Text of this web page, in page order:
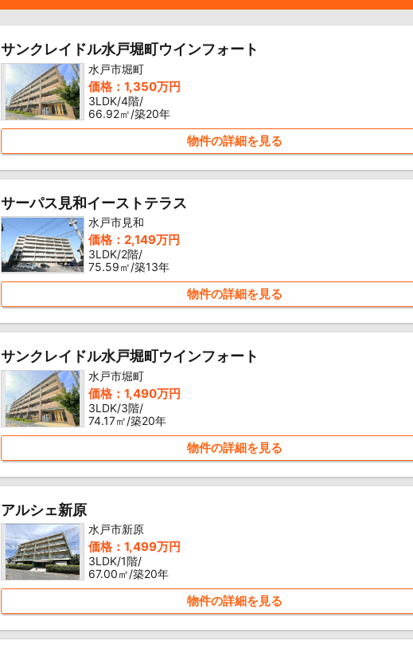
サンクレイドル水戸堀町ウインフォート
水戸市堀町
価格：1,350万円
3LDK/4階/
66.92㎡/築20年
物件の詳細を見る
サーパス見和イーストテラス
水戸市見和
価格：2,149万円
3LDK/2階/
75.59㎡/築13年
物件の詳細を見る
サンクレイドル水戸堀町ウインフォート
水戸市堀町
価格：1,490万円
3LDK/3階/
74.17㎡/築20年
物件の詳細を見る
アルシェ新原
水戸市新原
価格：1,499万円
3LDK/1階/
67.00㎡/築20年
物件の詳細を見る